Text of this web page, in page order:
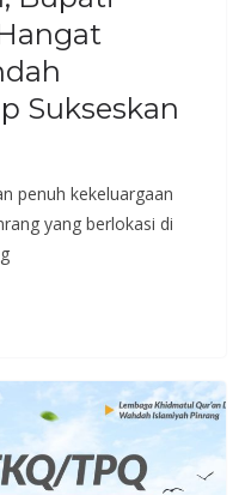
Sukseskan
penuh kekeluargaan
yang berlokasi di